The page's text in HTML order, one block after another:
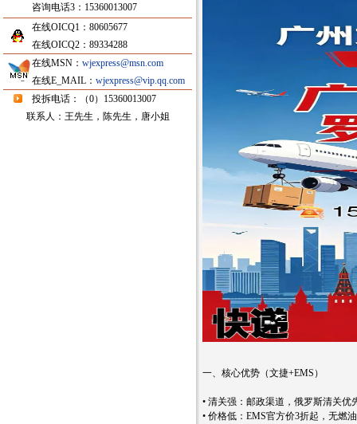
咨询电话3：15360013007
在线OICQ1：80605677
在线OICQ2：89334288
在线MSN： wjexpress@msn.com
在线E_MAIL： wjexpress@vip.qq.com
投拆电话：（0）15360013007
联系人：王先生，陈先生，唐小姐
一、核心优势（文捷+EMS）
• 清关强：邮政渠道，俄罗斯清关
• 价格低：EMS官方价3折起，无燃